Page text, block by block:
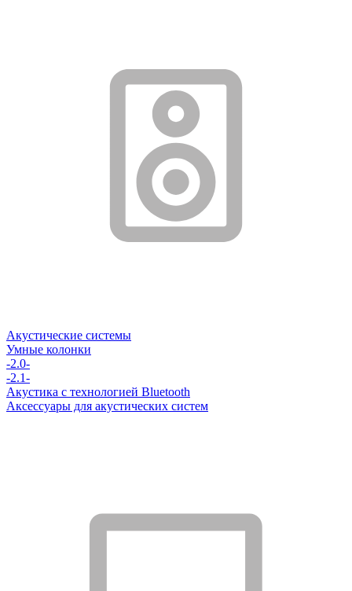
Акустические системы
Умные колонки
-2.0-
-2.1-
Акустика с технологией Bluetooth
Аксессуары для акустических систем